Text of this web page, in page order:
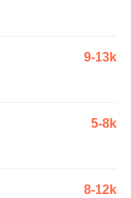
9-13k
5-8k
8-12k